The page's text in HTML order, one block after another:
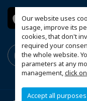
Our website uses
usage, improve its
cookies, that don't
required your
the whole website.
parameters at any
management,click
Accept all purposes